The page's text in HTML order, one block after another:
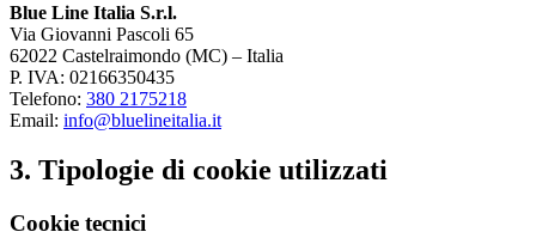
Blue Line Italia S.r.l.
Via Giovanni Pascoli 65
62022 Castelraimondo (MC) – Italia
P. IVA: 02166350435
Telefono: 380 2175218
Email: info@bluelineitalia.it
3. Tipologie di cookie utilizzati
Cookie tecnici